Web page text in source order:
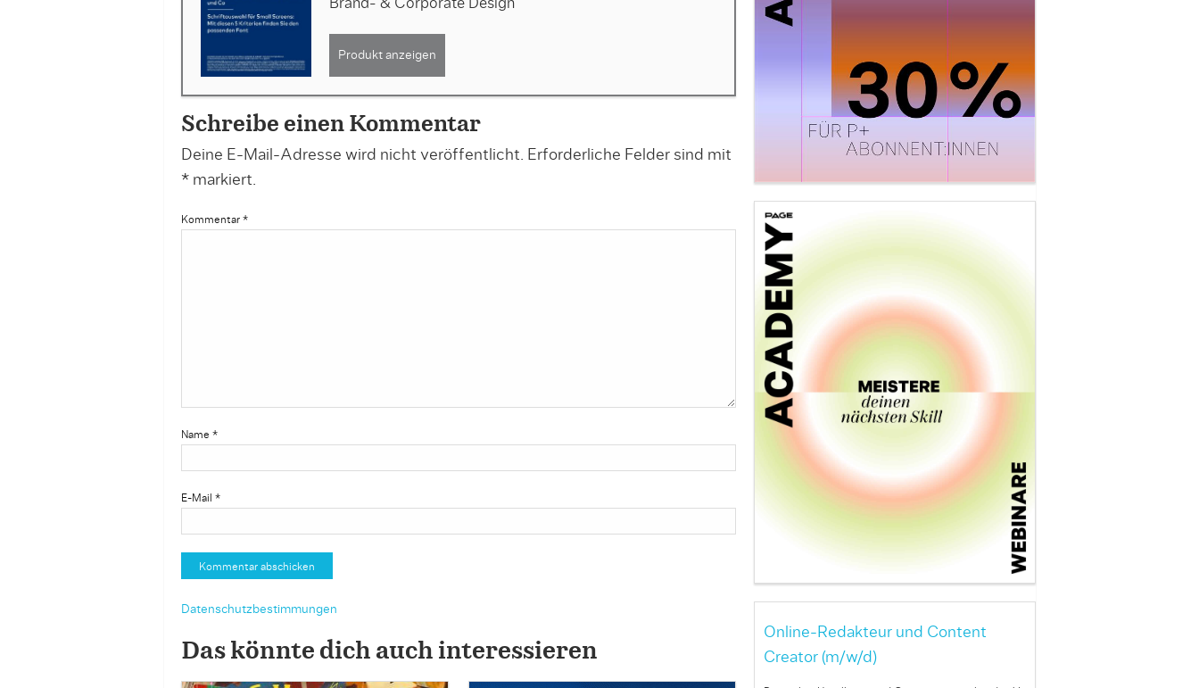
Produkt anzeigen
Schreibe einen Kommentar
Deine E-Mail-Adresse wird nicht veröffentlicht. Erforderliche Felder sind mit
*markiert.
Kommentar *
Name *
E-Mail *
Datenschutzbestimmungen
Das könnte dich auch interessieren
Online-Redakteur und Content
Creator (m/w/d)